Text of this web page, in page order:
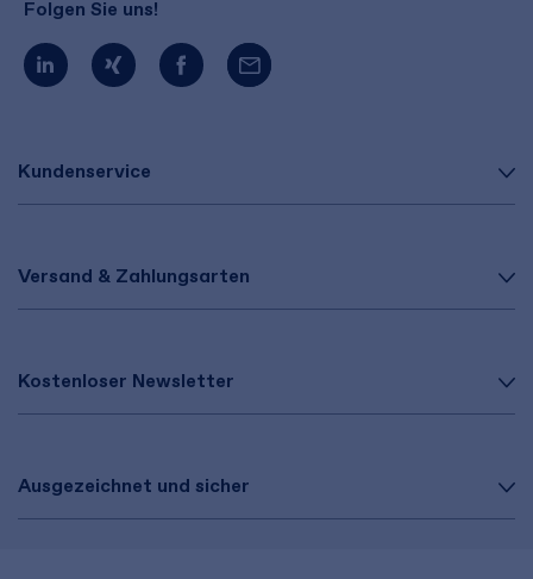
Kundenservice
Versand & Zahlungsarten
Kostenloser Newsletter
Ausgezeichnet und sicher
Folgen Sie uns!